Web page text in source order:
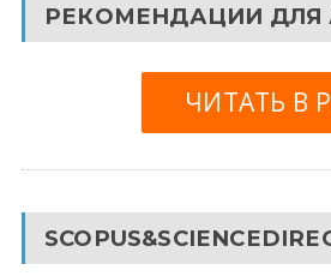
РЕКОМЕНДАЦИИ ДЛЯ
ЧИТАТЬ В